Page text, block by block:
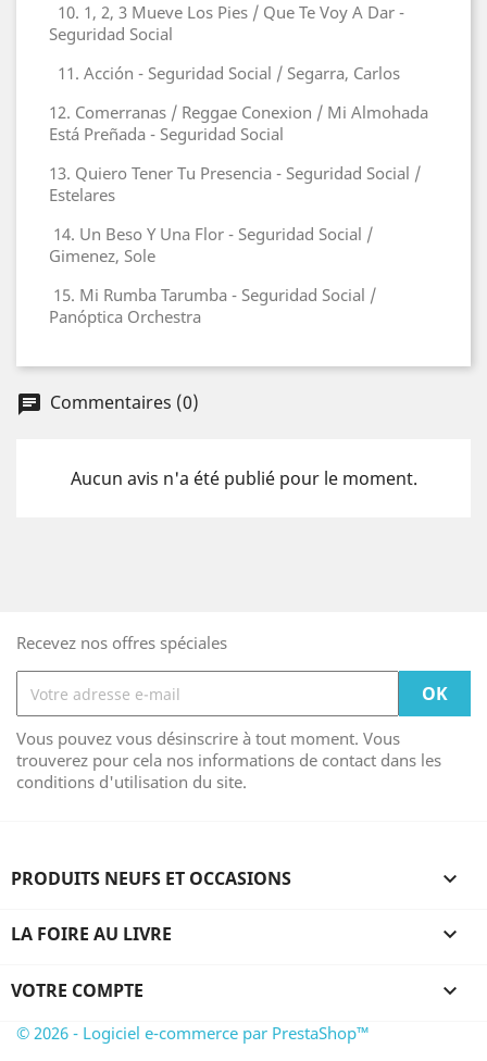
10. 1, 2, 3 Mueve Los Pies / Que Te Voy A Dar -
Seguridad Social
11. Acción - Seguridad Social / Segarra, Carlos
12. Comerranas / Reggae Conexion / Mi Almohada
Está Preñada - Seguridad Social
13. Quiero Tener Tu Presencia - Seguridad Social /
Estelares
14. Un Beso Y Una Flor - Seguridad Social /
Gimenez, Sole
15. Mi Rumba Tarumba - Seguridad Social /
Panóptica Orchestra
Commentaires (0)
Aucun avis n'a été publié pour le moment.
Recevez nos offres spéciales
Vous pouvez vous désinscrire à tout moment. Vous
trouverez pour cela nos informations de contact dans les
conditions d'utilisation du site.
PRODUITS NEUFS ET OCCASIONS 
LA FOIRE AU LIVRE 
VOTRE COMPTE 
© 2026 - Logiciel e-commerce par PrestaShop™